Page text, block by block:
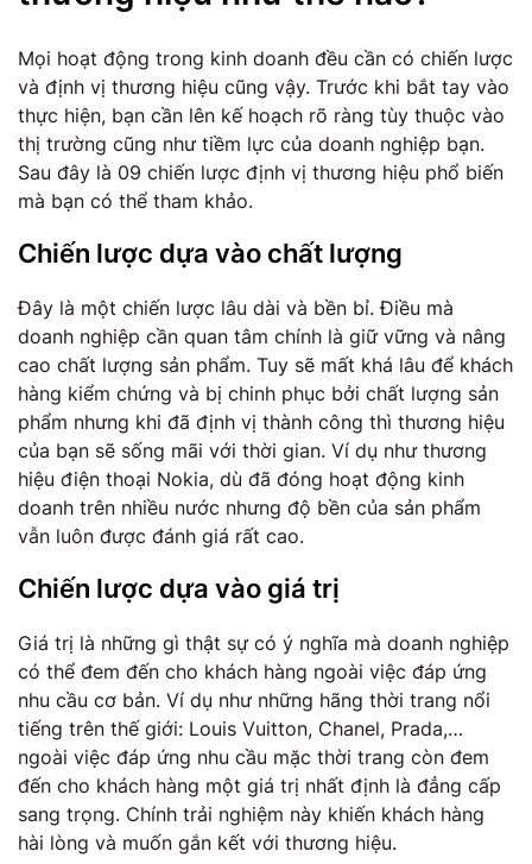
Mọi hoạt động trong kinh doanh đều cần có chiến lược
và định vị thương hiệu cũng vậy. Trước khi bắt tay vào
thực hiện, bạn cần lên kế hoạch rõ ràng tùy thuộc vào
thị trường cũng như tiềm lực của doanh nghiệp bạn.
Sau đây là 09 chiến lược định vị thương hiệu phổ biến
mà bạn có thể tham khảo.
Chiến lược dựa vào chất lượng
Đây là một chiến lược lâu dài và bền bỉ. Điều mà
doanh nghiệp cần quan tâm chính là giữ vững và nâng
cao chất lượng sản phẩm. Tuy sẽ mất khá lâu để khách
hàng kiểm chứng và bị chinh phục bởi chất lượng sản
phẩm nhưng khi đã định vị thành công thì thương hiệu
của bạn sẽ sống mãi với thời gian. Ví dụ như thương
hiệu điện thoại Nokia, dù đã đóng hoạt động kinh
doanh trên nhiều nước nhưng độ bền của sản phẩm
vẫn luôn được đánh giá rất cao.
Chiến lược dựa vào giá trị
Giá trị là những gì thật sự có ý nghĩa mà doanh nghiệp
có thể đem đến cho khách hàng ngoài việc đáp ứng
nhu cầu cơ bản. Ví dụ như những hãng thời trang nổi
tiếng trên thế giới: Louis Vuitton, Chanel, Prada,…
ngoài việc đáp ứng nhu cầu mặc thời trang còn đem
đến cho khách hàng một giá trị nhất định là đẳng cấp
sang trọng. Chính trải nghiệm này khiến khách hàng
hài lòng và muốn gắn kết với thương hiệu.